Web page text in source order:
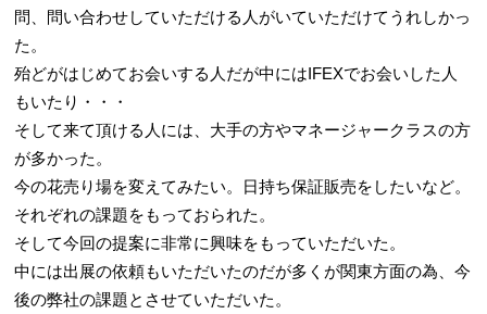
問、問い合わせしていただける人がいていただけてうれしかっ
た。
殆どがはじめてお会いする人だが中にはIFEXでお会いした人
もいたり・・・
そして来て頂ける人には、大手の方やマネージャークラスの方
が多かった。
今の花売り場を変えてみたい。日持ち保証販売をしたいなど。
それぞれの課題をもっておられた。
そして今回の提案に非常に興味をもっていただいた。
中には出展の依頼もいただいたのだが多くが関東方面の為、今
後の弊社の課題とさせていただいた。